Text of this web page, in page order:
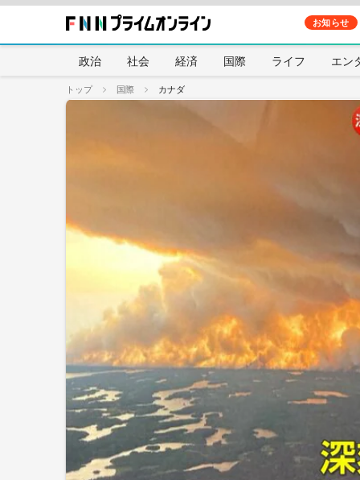
お知らせ
政治 社会 経済 国際 ライフ エン
トップ 国際 カナダ